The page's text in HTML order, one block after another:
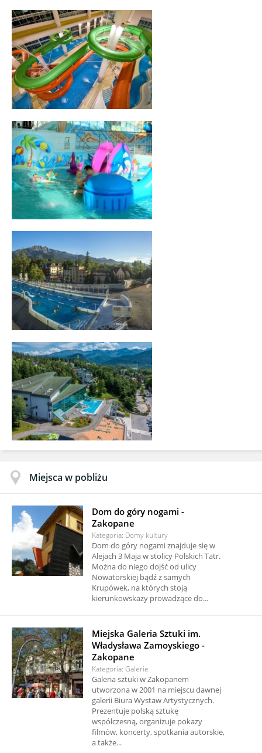
Miejsca w pobliżu
Dom do góry nogami -
Zakopane
Kategoria: Domy kultury
Dom do góry nogami znajduje się w
Alejach 3 Maja w stolicy Polskich Tatr.
Można do niego dojść od ulicy
Nowatorskiej bądź z samych
Krupówek, na których stoją
kierunkowskazy prowadzące do...
Miejska Galeria Sztuki im.
Władysława Zamoyskiego -
Zakopane
Kategoria: Galerie
Galeria sztuki w Zakopanem
utworzona w 2001 na miejscu dawnej
galerii Biura Wystaw Artystycznych.
Prezentuje polską sztukę
współczesną, organizuje pokazy
filmów, koncerty, spotkania autorskie,
a także...